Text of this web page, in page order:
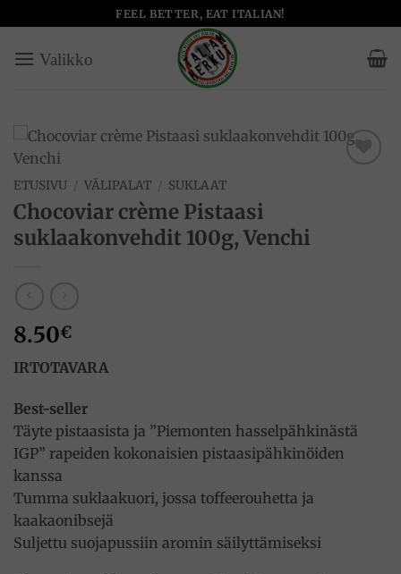
to
content
FEEL BETTER, EAT ITALIAN!
ETUSIVU / VÄLIPALAT / SUKLAAT
Chocoviar crème Pistaasi
suklaakonvehdit 100g, Venchi
8.50€
IRTOTAVARA
Best-seller
Täyte pistaasista ja ”Piemonten hasselpähkinästä
IGP” rapeiden kokonaisien pistaasipähkinöiden
kanssa
Tumma suklaakuori, jossa toffeerouhetta ja
kaakaonibsejä
Suljettu suojapussiin aromin säilyttämiseksi